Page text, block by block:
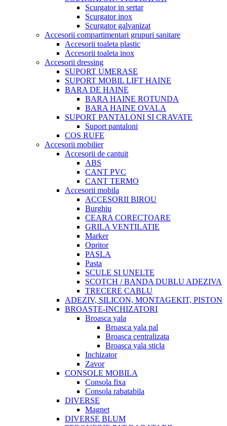
Scurgator in sertar
Scurgator inox
Scurgator galvanizat
Accesorii compartimentari grupuri sanitare
Accesorii toaleta plastic
Accesorii toaleta inox
Accesorii dressing
SUPORT UMERASE
SUPORT MOBIL LIFT HAINE
BARA DE HAINE
BARA HAINE ROTUNDA
BARA HAINE OVALA
SUPORT PANTALONI SI CRAVATE
Suport pantaloni
COS RUFE
Accesorii mobilier
Accesorii de cantuit
ABS
CANT PVC
CANT TERMO
Accesorii mobila
ACCESORII BIROU
Burghiu
CEARA CORECTOARE
GRILA VENTILATIE
Marker
Opritor
PASLA
Pasta
SCULE SI UNELTE
SCOTCH / BANDA DUBLU ADEZIVA
TRECERE CABLU
ADEZIV, SILICON, MONTAGEKIT, PISTON
BROASTE-INCHIZATORI
Broasca yala
Broasca yala pal
Broasca centralizata
Broasca yala sticla
Inchizator
Zavor
CONSOLE MOBILA
Consola fixa
Consola rabatabila
DIVERSE
Magnet
DIVERSE BLUM